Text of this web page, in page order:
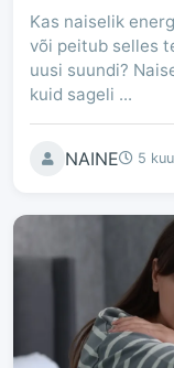
Kas naiselik
või peitub selles
uusi suundi?
kuid sageli ...
NAINE 5